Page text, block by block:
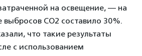
на освещение, — на
СО2 составило 30%.
что такие результаты
с использованием